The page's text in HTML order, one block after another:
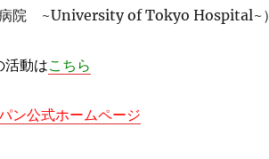
病院 ~University of Tokyo Hospital~）
動はこちら
ン公式ホームページ